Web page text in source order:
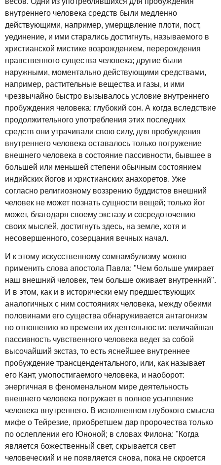
внутреннего человека средств были медленно
действующими, например, умерщвление плоти, пост,
уединение, и ими старались достигнуть, называемого в
христианской мистике возрождением, перерождения
нравственного существа человека; другие были
наружными, моментально действующими средствами,
например, растительные вещества и газы, и ими
чрезвычайно быстро вызывалось условие внутреннего
пробуждения человека: глубокий сон. А когда вследствие
продолжительного употребления этих последних
средств они утрачивали свою силу, для пробуждения
внутреннего человека оставалось только погружение
внешнего человека в состояние пассивности, бывшее в
большей или меньшей степени обычным состоянием
индийских йогов и христианских анахоретов. Уже
согласно религиозному воззрению буддистов внешний
человек не может познать сущности вещей; только йог
может, благодаря своему экстазу и сосредоточению
своих мыслей, достигнуть здесь, на земле, хотя и
несовершенного, созерцания вечных начал.
И к этому искусственному сомнамбулизму можно
применить слова апостола Павла: "Чем больше умирает
наш внешний человек, тем больше оживает внутренний".
И в этом, как и в исторически ему предшествующих
аналогичных с ним состояниях человека, между обеими
половинами его существа обнаруживается антагонизм
по отношению ко времени их деятельности: величайшая
пассивность чувственного человека ведет за собой
высочайший экстаз, то есть яснейшее внутреннее
пробуждение трансцендентального, или, как называет
его Кант, умопостигаемого человека, и наоборот:
энергичная в феноменальном мире деятельность
внешнего человека погружает в полное усыпление
человека внутреннего. В исполненном глубокого смысла
мифе о Тейрезие, приобретшем дар пророчества только
по ослеплении его Юноной; в словах Филона: "Когда
является божественный свет, скрывается свет
человеческий и не появляется снова, пока не скроется